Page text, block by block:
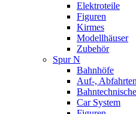
Elektroteile
Figuren
Kirmes
Modellhäuser
Zubehör
Spur N
Bahnhöfe
Auf-,
Car System